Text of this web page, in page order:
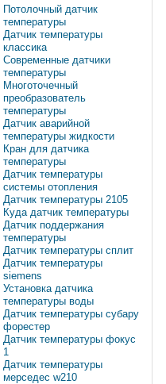
Потолочный датчик
температуры
Датчик температуры
классика
Современные датчики
температуры
Многоточечный
преобразователь
температуры
Датчик аварийной
температуры жидкости
Кран для датчика
температуры
Датчик температуры
системы отопления
Датчик температуры 2105
Куда датчик температуры
Датчик поддержания
температуры
Датчик температуры сплит
Датчик температуры
siemens
Установка датчика
температуры воды
Датчик температуры субару
форестер
Датчик температуры фокус
1
Датчик температуры
мерседес w210